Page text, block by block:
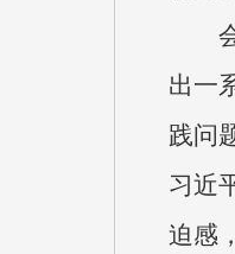
出一
践问
习近
迫感